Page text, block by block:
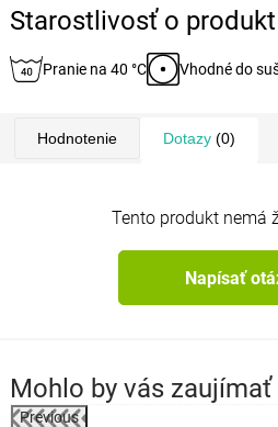
Starostlivosť o produkt
Pranie na 40 °C Vhodné do
Hodnotenie Dotazy(0)
Tento produkt nemá
Napísať
Mohlo by vás zaujímať
Previous